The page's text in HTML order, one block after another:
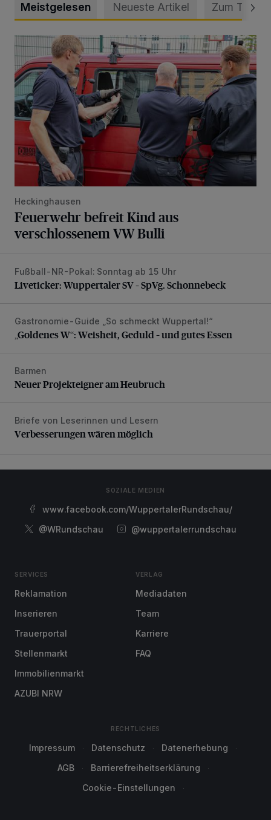
Meistgelesen Neueste Artikel Zum Thema
Feuerwehr befreit Kind aus verschlossenem VW Bulli
Heckinghausen
Feuerwehr befreit Kind aus
verschlossenem VW Bulli
Liveticker: Wuppertaler SV – SpVg. Schonnebeck
Fußball-NR-Pokal: Sonntag ab 15 Uhr
Liveticker: Wuppertaler SV – SpVg. Schonnebeck
„Goldenes W“: Weisheit, Geduld – und gutes Essen
Gastronomie-Guide „So schmeckt Wuppertal!“
„Goldenes W“: Weisheit, Geduld – und gutes Essen
Neuer Projekteigner am Heubruch
Barmen
Neuer Projekteigner am Heubruch
Verbesserungen wären möglich
Briefe von Leserinnen und Lesern
Verbesserungen wären möglich
SOZIALE MEDIEN
www.facebook.com/WuppertalerRundschau/
@WRundschau
@wuppertalerrundschau
SERVICES
Reklamation
Inserieren
Trauerportal
Stellenmarkt
Immobilienmarkt
AZUBI NRW
VERLAG
Mediadaten
Team
Karriere
FAQ
RECHTLICHES
Impressum Datenschutz
Datenerhebung
AGB
Barrierefreiheitserklärung
Cookie-Einstellungen